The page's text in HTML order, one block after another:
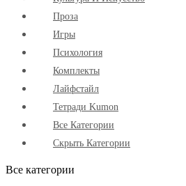
Проза
Игры
Психология
Комплекты
Лайфстайл
Тетради Kumon
Все Категории
Скрыть Категории
Все категории